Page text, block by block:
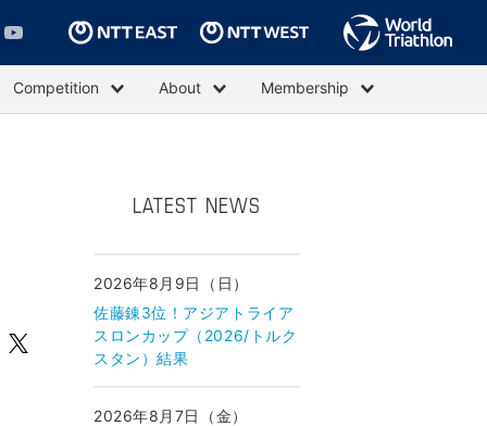
Competition About Membership
LATEST NEWS
2026年8月9日（日）
佐藤錬3位！アジアトライア
スロンカップ（2026/トルク
スタン）結果
2026年8月7日（金）